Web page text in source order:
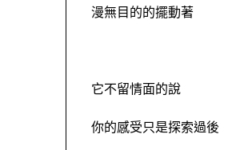
漫無目的的擺動著
它不留情面的說
你的感受只是探索過後